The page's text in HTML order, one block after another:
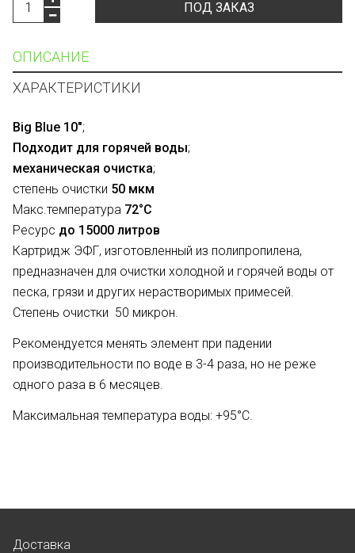
ПОД ЗАКАЗ
ОПИСАНИЕ
ХАРАКТЕРИСТИКИ
Big Blue 10″;
Подходит для горячей воды;
механическая очистка;
степень очистки 50 мкм
Макс.температура 72°С
Ресурс до 15000 литров
Картридж ЭФГ, изготовленный из полипропилена,
предназначен для очистки холодной и горячей воды от
песка, грязи и других нерастворимых примесей.
Степень очистки 50 микрон.
Рекомендуется менять элемент при падении
производительности по воде в 3-4 раза, но не реже
одного раза в 6 месяцев.
Максимальная температура воды: +95°C.
Доставка